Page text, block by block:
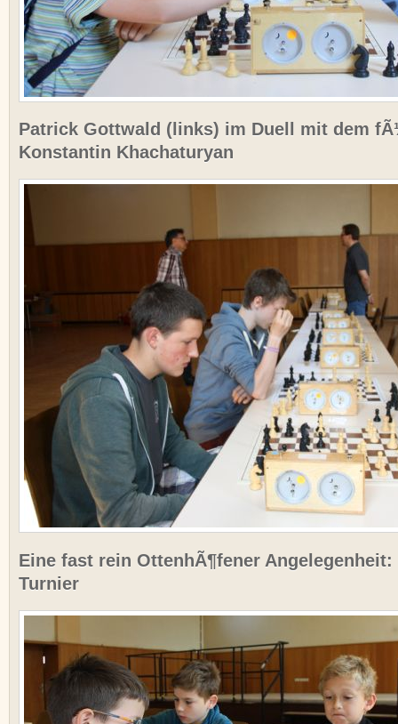
Patrick Gottwald (links) im Duell mit dem
Konstantin Khachaturyan
Eine fast rein OttenhÃ¶fener Angelegenheit:
Turnier